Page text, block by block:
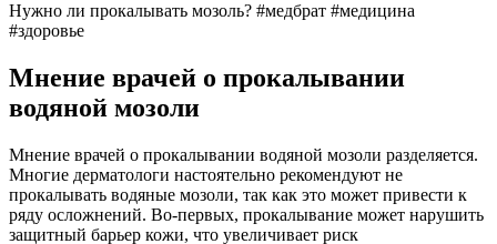
Нужно ли прокалывать мозоль? #медбрат #медицина
#здоровье
Мнение врачей о прокалывании
водяной мозоли
Мнение врачей о прокалывании водяной мозоли разделяется.
Многие дерматологи настоятельно рекомендуют не
прокалывать водяные мозоли, так как это может привести к
ряду осложнений. Во-первых, прокалывание может нарушить
защитный барьер кожи, что увеличивает риск